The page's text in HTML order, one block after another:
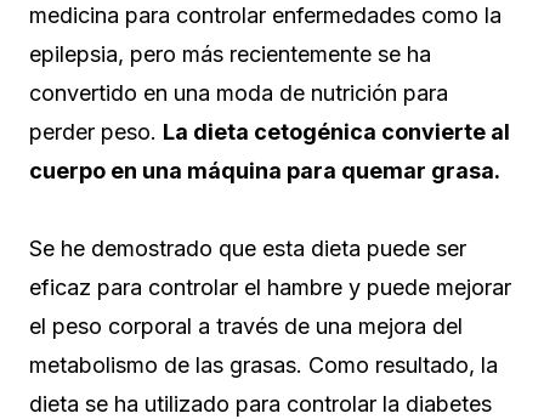
medicina para controlar enfermedades como la
epilepsia, pero más recientemente se ha
convertido en una moda de nutrición para
perder peso. La dieta cetogénica convierte al
cuerpo en una máquina para quemar grasa.
Se he demostrado que esta dieta puede ser
eficaz para controlar el hambre y puede mejorar
el peso corporal a través de una mejora del
metabolismo de las grasas. Como resultado, la
dieta se ha utilizado para controlar la diabetes